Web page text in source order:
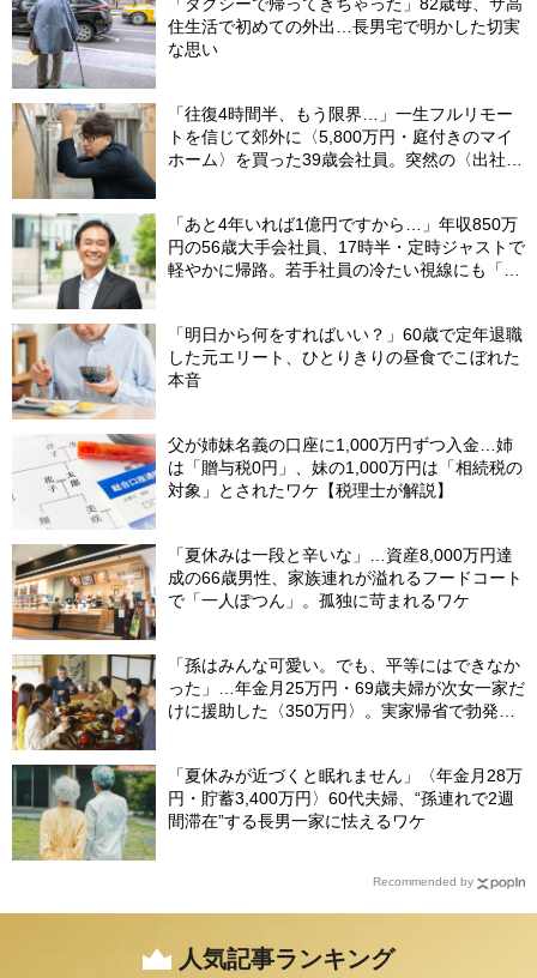
住生活で初めての外出…長男宅で明かした切実
な思い
「往復4時間半、もう限界…」一生フルリモー
トを信じて郊外に〈5,800万円・庭付きのマイ
ホーム〉を買った39歳会社員。突然の〈出社
「あと4年いれば1億円ですから…」年収850万
円の56歳大手会社員、17時半・定時ジャストで
軽やかに帰路。若手社員の冷たい視線にも「だ
「明日から何をすればいい？」60歳で定年退職
した元エリート、ひとりきりの昼食でこぼれた
本音
父が姉妹名義の口座に1,000万円ずつ入金…姉
は「贈与税0円」、妹の1,000万円は「相続税の
対象」とされたワケ【税理士が解説】
「夏休みは一段と辛いな」…資産8,000万円達
成の66歳男性、家族連れが溢れるフードコート
で「一人ぽつん」。孤独に苛まれるワケ
「孫はみんな可愛い。でも、平等にはできなか
った」…年金月25万円・69歳夫婦が次女一家だ
けに援助した〈350万円〉。実家帰省で勃発し
「夏休みが近づくと眠れません」〈年金月28万
円・貯蓄3,400万円〉60代夫婦、“孫連れで2週
間滞在”する長男一家に怯えるワケ
Recommended by
人気記事ランキング